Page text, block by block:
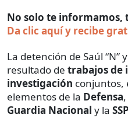
No solo te informamos,
Da clic aquí y recibe
La detención de Saúl “N”
resultado de trabajos de
investigación conjuntos,
elementos de la Defensa
Guardia Nacional y la